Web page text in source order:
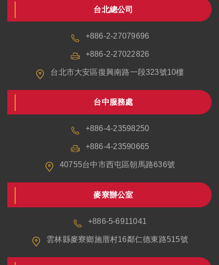
台北總公司
+886-2-27079696
+886-2-27022826
台北市大安區復興南路一段323號10樓
台中服務處
+886-4-23598250
+886-4-23590665
40755台中市西屯區朝馬路636號
麥寮辦公室
+886-5-6911041
雲林縣麥寮鄉施厝村16鄰仁德東路515號